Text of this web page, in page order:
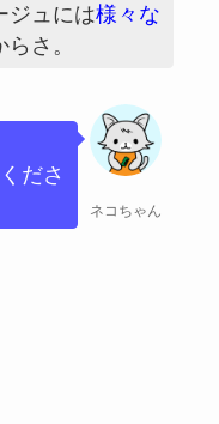
ジュには様々な
さ。
ネコちゃん
ださ